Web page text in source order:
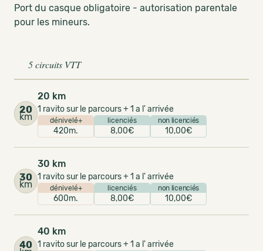
Port du casque obligatoire - autorisation parentale
pour les mineurs.
5 circuits VTT
20
km
20 km
1 ravito sur le parcours + 1 a l' arrivée
dénivelé+
420m.
licenciés
8,00€
non licenciés
10,00€
30
km
30 km
1 ravito sur le parcours + 1 a l' arrivée
dénivelé+
600m.
licenciés
8,00€
non licenciés
10,00€
40
40 km
1 ravito sur le parcours + 1 a l' arrivée